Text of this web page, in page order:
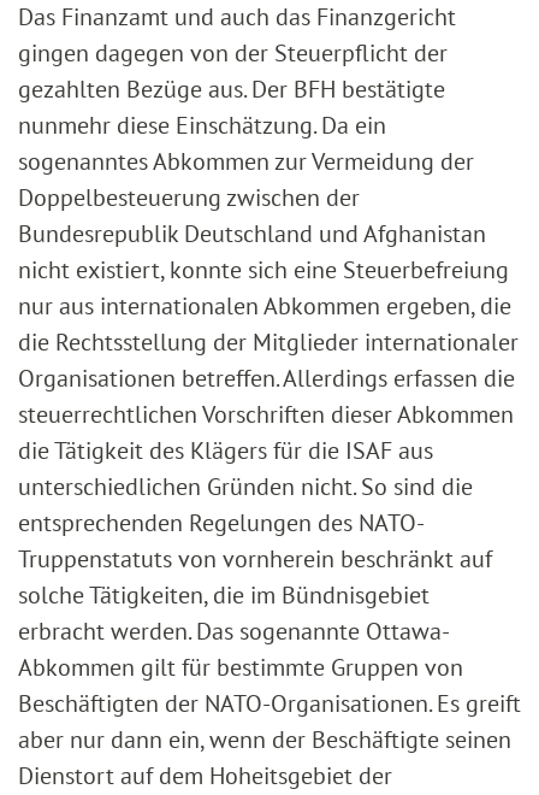
Das Finanzamt und auch das Finanzgericht
gingen dagegen von der Steuerpflicht der
gezahlten Bezüge aus. Der BFH bestätigte
nunmehr diese Einschätzung. Da ein
sogenanntes Abkommen zur Vermeidung der
Doppelbesteuerung zwischen der
Bundesrepublik Deutschland und Afghanistan
nicht existiert, konnte sich eine Steuerbefreiung
nur aus internationalen Abkommen ergeben, die
die Rechtsstellung der Mitglieder internationaler
Organisationen betreffen. Allerdings erfassen die
steuerrechtlichen Vorschriften dieser Abkommen
die Tätigkeit des Klägers für die ISAF aus
unterschiedlichen Gründen nicht. So sind die
entsprechenden Regelungen des NATO-
Truppenstatuts von vornherein beschränkt auf
solche Tätigkeiten, die im Bündnisgebiet
erbracht werden. Das sogenannte Ottawa-
Abkommen gilt für bestimmte Gruppen von
Beschäftigten der NATO-Organisationen. Es greift
aber nur dann ein, wenn der Beschäftigte seinen
Dienstort auf dem Hoheitsgebiet der